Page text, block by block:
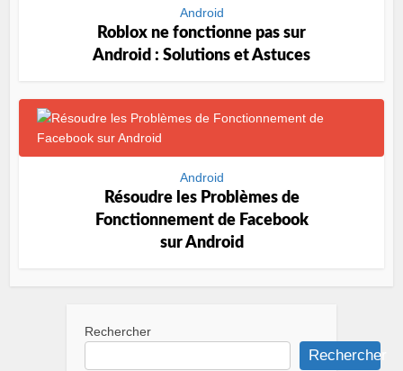
Android
Roblox ne fonctionne pas sur
Android : Solutions et Astuces
Android
Résoudre les Problèmes de
Fonctionnement de Facebook
sur Android
Rechercher
Rechercher